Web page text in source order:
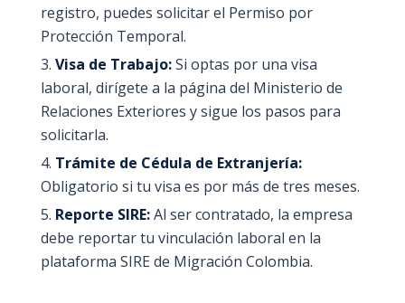
registro, puedes solicitar el Permiso por
Protección Temporal.
Visa de Trabajo:Si optas por una visa
laboral, dirígete a la página del Ministerio de
Relaciones Exteriores y sigue los pasos para
solicitarla.
Trámite de Cédula de Extranjería:
Obligatorio si tu visa es por más de tres meses.
Reporte SIRE:Al ser contratado, la empresa
debe reportar tu vinculación laboral en la
plataforma SIRE de Migración Colombia.